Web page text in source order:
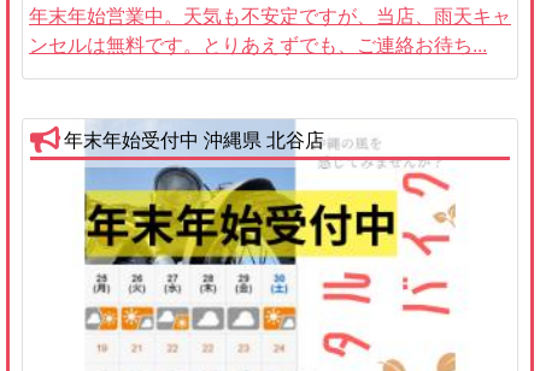
年末年始営業中。天気も不安定ですが、当店、雨天キャ
ンセルは無料です。とりあえずでも、ご連絡お待ち...
年末年始受付中 沖縄県 北谷店